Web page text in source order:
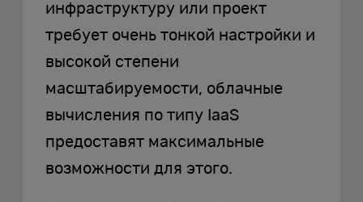
инфраструктуру или проект
требует очень тонкой настройки и
высокой степени
масштабируемости, облачные
вычисления по типу IaaS
предоставят максимальные
возможности для этого.